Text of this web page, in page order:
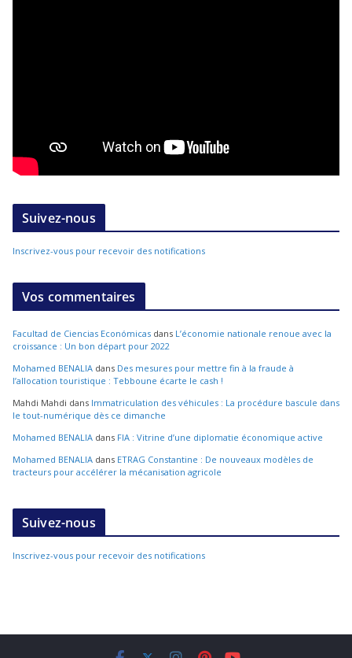
Suivez-nous
Inscrivez-vous pour recevoir des notifications
Vos commentaires
Facultad de Ciencias Económicas dans L’économie nationale renoue avec la
croissance : Un bon départ pour 2022
Mohamed BENALIA dans Des mesures pour mettre fin à la fraude à
l’allocation touristique : Tebboune écarte le cash !
Mahdi Mahdi dans Immatriculation des véhicules : La procédure bascule dans
le tout-numérique dès ce dimanche
Mohamed BENALIA dans FIA : Vitrine d’une diplomatie économique active
Mohamed BENALIA dans ETRAG Constantine : De nouveaux modèles de
tracteurs pour accélérer la mécanisation agricole
Suivez-nous
Inscrivez-vous pour recevoir des notifications